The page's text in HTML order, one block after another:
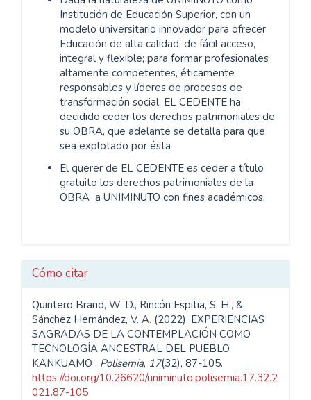
Institución de Educación Superior, con un
modelo universitario innovador para ofrecer
Educación de alta calidad, de fácil acceso,
integral y flexible; para formar profesionales
altamente competentes, éticamente
responsables y líderes de procesos de
transformación social, EL CEDENTE ha
decidido ceder los derechos patrimoniales de
su OBRA, que adelante se detalla para que
sea explotado por ésta
El querer de EL CEDENTE es ceder a título
gratuito los derechos patrimoniales de la
OBRA a UNIMINUTO con fines académicos.
Cómo citar
Quintero Brand, W. D., Rincón Espitia, S. H., &
Sánchez Hernández, V. A. (2022). EXPERIENCIAS
SAGRADAS DE LA CONTEMPLACIÓN COMO
TECNOLOGÍA ANCESTRAL DEL PUEBLO
KANKUAMO . Polisemia, 17(32), 87-105.
https://doi.org/10.26620/uniminuto.polisemia.17.32.2
021.87-105